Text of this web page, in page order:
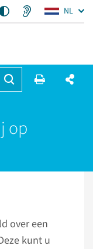
NL
op
over een
kunt u